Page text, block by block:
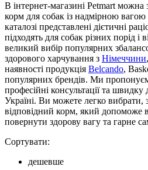
В інтернет-магазині Petmart можна
корм для собак із надмірною
каталозі представлені дієтичні
підходять для собак різних порід
великий вибір популярних
здорового харчування з Німеччини
наявності продукція Belcando,
популярних брендів. Ми
професійні консультації та
Україні. Ви можете легко вибрати,
відповідний корм, який
повернути здорову вагу та гарне
Сортувати:
дешевше